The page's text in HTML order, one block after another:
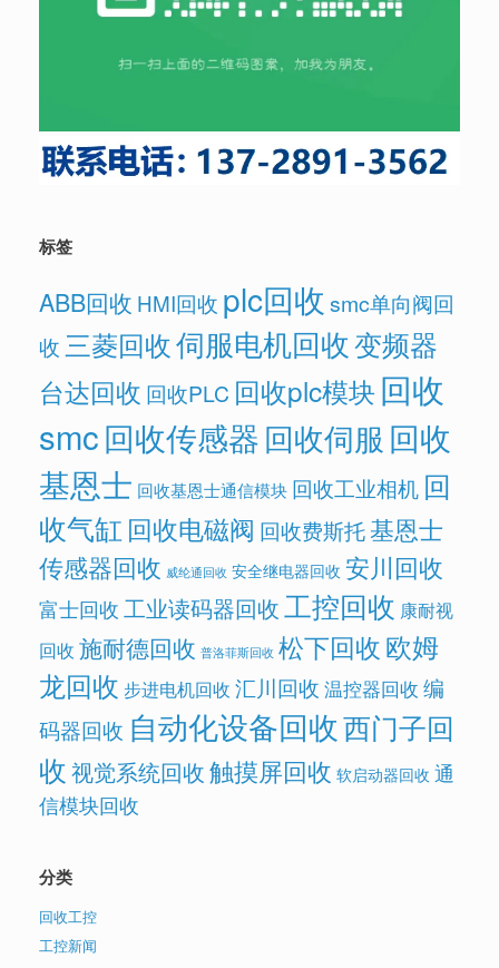
标签
ABB回收 HMI回收 plc回收 smc单向阀回
收三菱回收伺服电机回收变频器
台达回收 回收PLC 回收plc模块 回收
smc回收传感器回收伺服 回收
基恩士 回收基恩士通信模块 回收工业相机 回
收气缸 回收电磁阀 回收费斯托基恩士
传感器回收 威纶通回收 安全继电器回收 安川回收
富士回收工业读码器回收工控回收 康耐视
回收 施耐德回收 普洛菲斯回收 松下回收欧姆
龙回收 步进电机回收 汇川回收 温控器回收 编
码器回收 自动化设备回收西门子回
收视觉系统回收触摸屏回收 软启动器回收 通
信模块回收
分类
回收工控
工控新闻